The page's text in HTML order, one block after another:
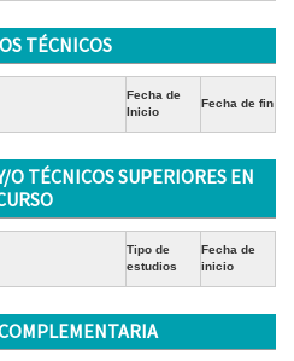
TÉCNICOS
Fecha de
Inicio
Fecha de fin
O TÉCNICOS SUPERIORES EN
Tipo de
estudios
Fecha de
inicio